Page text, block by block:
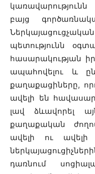
բայց
պետությունն
հասարակության
ապահովելու և
քաղաքացիները,
ավելի են
լավ ձևավորել
քաղաքական
ավելի ու
դառնում